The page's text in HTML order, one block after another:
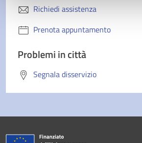
Richiedi assistenza
Prenota appuntamento
Problemi in città
Segnala disservizio